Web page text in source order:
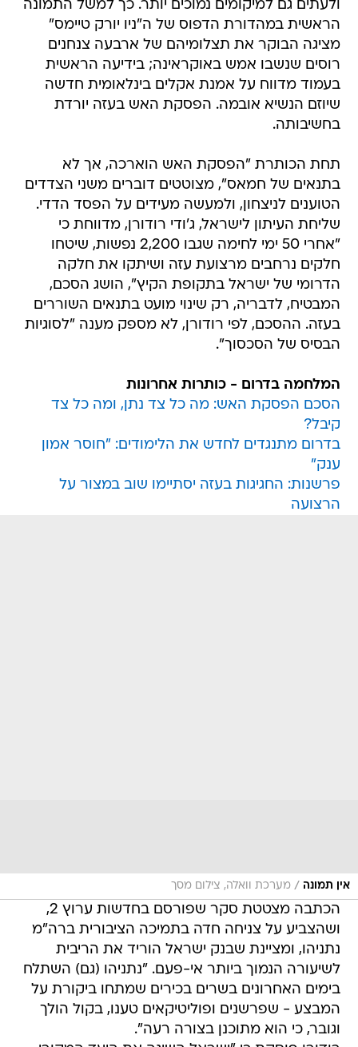
ולעתים גם למיקומים נמוכים יותר. כך למשל התמונה
הראשית במהדורת הדפוס של ה"ניו יורק טיימס"
מציגה הבוקר את תצלומיהם של ארבעה צנחנים
רוסים שנשבו אמש באוקראינה; בידיעה הראשית
בעמוד מדווח על אמנת אקלים בינלאומית חדשה
שיוזם הנשיא אובמה. הפסקת האש בעזה יורדת
בחשיבותה.
תחת הכותרת "הפסקת האש הוארכה, אך לא
בתנאים של חמאס", מצוטטים דוברים משני הצדדים
הטוענים לניצחון, ולמעשה מעידים על הפסד הדדי.
שליחת העיתון לישראל, ג'ודי רודורן, מדווחת כי
"אחרי 50 ימי לחימה שגבו 2,200 נפשות, שיטחו
חלקים נרחבים מרצועת עזה ושיתקו את חלקה
הדרומי של ישראל בתקופת הקיץ", הושג הסכם,
המבטיח, לדבריה, רק שינוי מועט בתנאים השוררים
בעזה. ההסכם, לפי רודורן, לא מספק מענה "לסוגיות
הבסיס של הסכסוך".
המלחמה בדרום - כותרות אחרונות
הסכם הפסקת האש: מה כל צד נתן, ומה כל צד
קיבל?
בדרום מתנגדים לחדש את הלימודים: "חוסר אמון
ענק"
פרשנות: החגיגות בעזה יסתיימו שוב במצור על
הרצועה
אין תמונה / מערכת וואלה, צילום מסך
הכתבה מצטטת סקר שפורסם בחדשות ערוץ 2,
ושהצביע על צניחה חדה בתמיכה הציבורית ברה"מ
נתניהו, ומציינת שבנק ישראל הוריד את הריבית
לשיעורה הנמוך ביותר אי-פעם. "נתניהו (גם) השתלח
בימים האחרונים בשרים בכירים שמתחו ביקורת על
המבצע - שפרשנים ופוליטיקאים טענו, בקול הולך
וגובר, כי הוא מתוכנן בצורה רעה".